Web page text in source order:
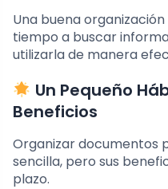
Una buena
tiempo a buscar
utilizarla de manera
Un Pequeño
Beneficios
Organizar documentos
sencilla, pero sus
plazo.